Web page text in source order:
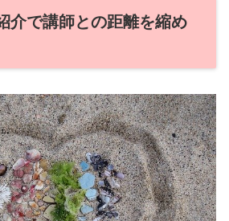
介で講師との距離を縮め